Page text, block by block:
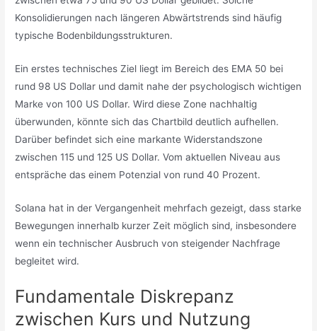
Konsolidierungen nach längeren Abwärtstrends sind häufig
typische Bodenbildungsstrukturen.
Ein erstes technisches Ziel liegt im Bereich des EMA 50 bei
rund 98 US Dollar und damit nahe der psychologisch wichtigen
Marke von 100 US Dollar. Wird diese Zone nachhaltig
überwunden, könnte sich das Chartbild deutlich aufhellen.
Darüber befindet sich eine markante Widerstandszone
zwischen 115 und 125 US Dollar. Vom aktuellen Niveau aus
entspräche das einem Potenzial von rund 40 Prozent.
Solana hat in der Vergangenheit mehrfach gezeigt, dass starke
Bewegungen innerhalb kurzer Zeit möglich sind, insbesondere
wenn ein technischer Ausbruch von steigender Nachfrage
begleitet wird.
Fundamentale Diskrepanz
zwischen Kurs und Nutzung